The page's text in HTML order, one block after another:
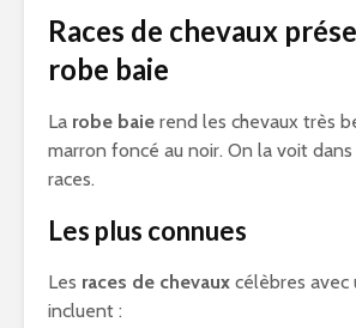
Races de chevaux
robe baie
La robe baie rend les chevaux très
marron foncé au noir. On la voit
races.
Les plus connues
Les races de chevaux célèbres avec
incluent :